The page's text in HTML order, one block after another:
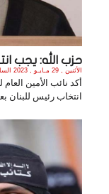
حزب الله: يجب
الأثنين , 29 مـايـو , 2023 الساعة 9:29:56 PM
أكد نائب الأمين
انتخاب رئيس للبنان